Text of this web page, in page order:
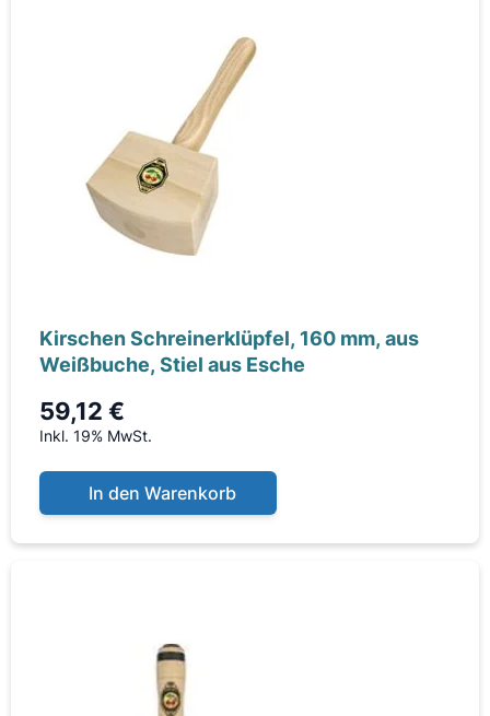
Kirschen Schreinerklüpfel, 160 mm, aus
Weißbuche, Stiel aus Esche
59,12 €
Inkl. 19% MwSt.
In den Warenkorb